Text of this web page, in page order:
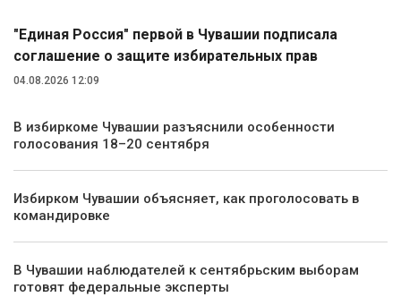
"Единая Россия" первой в Чувашии подписала
соглашение о защите избирательных прав
04.08.2026 12:09
В избиркоме Чувашии разъяснили особенности
голосования 18–20 сентября
Избирком Чувашии объясняет, как проголосовать в
командировке
В Чувашии наблюдателей к сентябрьским выборам
готовят федеральные эксперты